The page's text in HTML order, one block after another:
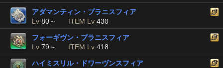
アダマンティン・プラニスフィア
Lv 80～ ITEM Lv 430
フォーギヴン・プラニスフィア
Lv 79～ ITEM Lv 418
ハイミスリル・ドワーヴンスフィア